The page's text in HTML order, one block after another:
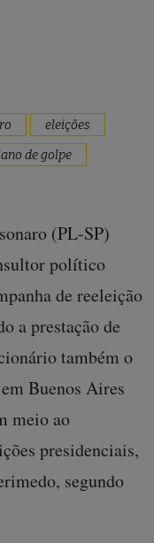
eleições
de golpe
(PL-SP)
político
de reeleição
a prestação de
também o
Buenos Aires
meio ao
presidenciais,
segundo